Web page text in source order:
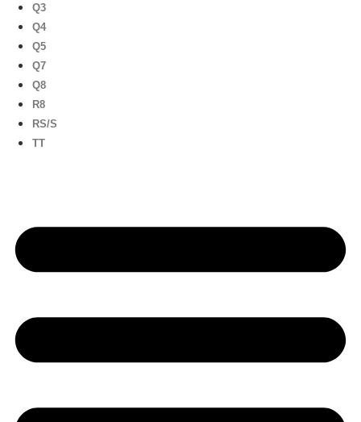
Q3
Q4
Q5
Q7
Q8
R8
RS/S
TT